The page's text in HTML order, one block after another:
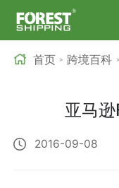
首页 > 跨境百科 >
亚马
2016-09-08